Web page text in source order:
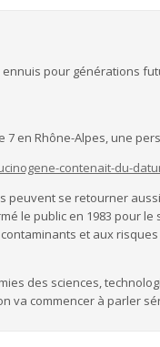
pour générations
7 en Rhône-Alpes, une
contenait-du-
se retourner
le public en 1983 pour le
et aux
des sciences,
va commencer à parler